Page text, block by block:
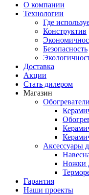
О компании
Технологии
Где
Конструктив
Безопасность
Доставка
Акции
Стать дилером
Магазин
Аксессуары
Ножки
Гарантия
Наши проекты